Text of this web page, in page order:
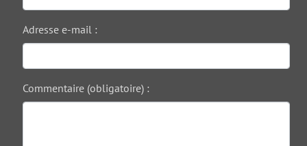
Adresse e-mail :
Commentaire (obligatoire) :